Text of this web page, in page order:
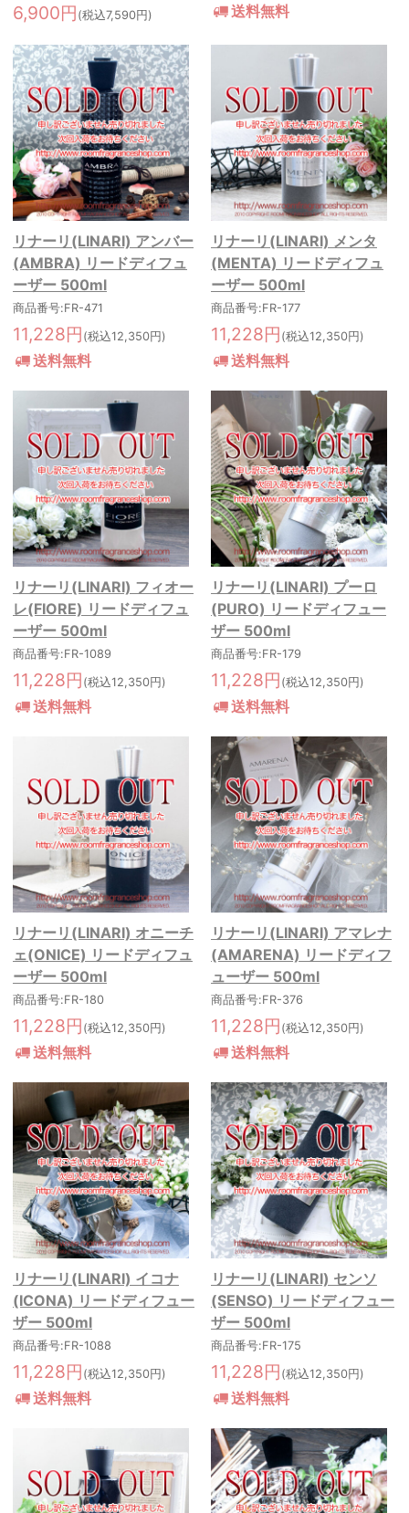
6,900円 (税込7,590円) 送料無料
リナーリ(LINARI) アンバー
(AMBRA) リードディフュ
ーザー 500ml
商品番号:FR-471
11,228円 (税込12,350円)
送料無料
リナーリ(LINARI) メンタ
(MENTA) リードディフュ
ーザー 500ml
商品番号:FR-177
11,228円 (税込12,350円)
送料無料
リナーリ(LINARI) フィオー
レ(FIORE) リードディフュ
ーザー 500ml
商品番号:FR-1089
11,228円 (税込12,350円)
送料無料
リナーリ(LINARI) プーロ
(PURO) リードディフュー
ザー 500ml
商品番号:FR-179
11,228円 (税込12,350円)
送料無料
リナーリ(LINARI) オニーチ
ェ(ONICE) リードディフュ
ーザー 500ml
商品番号:FR-180
11,228円 (税込12,350円)
送料無料
リナーリ(LINARI) アマレナ
(AMARENA) リードディフ
ューザー 500ml
商品番号:FR-376
11,228円 (税込12,350円)
送料無料
リナーリ(LINARI) イコナ
(ICONA) リードディフュー
ザー 500ml
商品番号:FR-1088
11,228円 (税込12,350円)
送料無料
リナーリ(LINARI) センソ
(SENSO) リードディフュー
ザー 500ml
商品番号:FR-175
11,228円 (税込12,350円)
送料無料